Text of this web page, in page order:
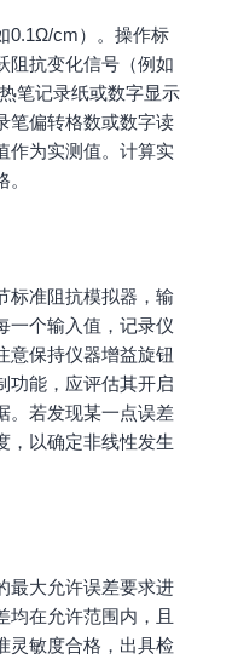
0.1Ω/cm）。操作标
阻抗变化信号（例如
笔记录纸或数字显示
笔偏转格数或数字读
作为实测值。计算实
标准阻抗模拟器，输
一个输入值，记录仪
意保持仪器增益旋钮
功能，应评估其开启
。若发现某一点误差
，以确定非线性发生
最大允许误差要求进
均在允许范围内，且
灵敏度合格，出具检